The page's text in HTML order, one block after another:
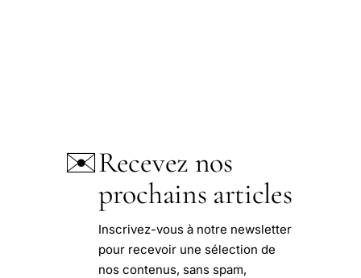
✉️Recevez nos
prochains articles
Inscrivez-vous à notre newsletter
pour recevoir une sélection de
nos contenus, sans spam,